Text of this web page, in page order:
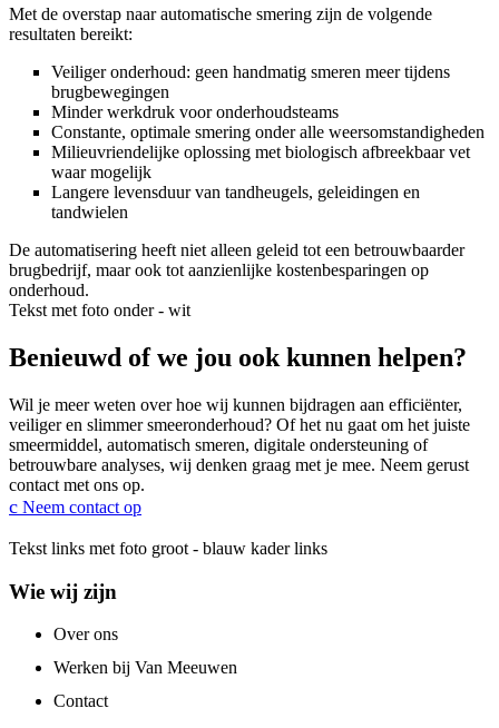
Met de overstap naar automatische smering zijn de volgende
resultaten bereikt:
Veiliger onderhoud: geen handmatig smeren meer tijdens
brugbewegingen
Minder werkdruk voor onderhoudsteams
Constante, optimale smering onder alle weersomstandigheden
Milieuvriendelijke oplossing met biologisch afbreekbaar vet
waar mogelijk
Langere levensduur van tandheugels, geleidingen en
tandwielen
De automatisering heeft niet alleen geleid tot een betrouwbaarder
brugbedrijf, maar ook tot aanzienlijke kostenbesparingen op
onderhoud.
Tekst met foto onder - wit
Benieuwd of we jou ook kunnen helpen?
Wil je meer weten over hoe wij kunnen bijdragen aan efficiënter,
veiliger en slimmer smeeronderhoud? Of het nu gaat om het juiste
smeermiddel, automatisch smeren, digitale ondersteuning of
betrouwbare analyses, wij denken graag met je mee. Neem gerust
contact met ons op.
Neem contact op
Tekst links met foto groot - blauw kader links
Wie wij zijn
Over ons
Werken bij Van Meeuwen
Contact